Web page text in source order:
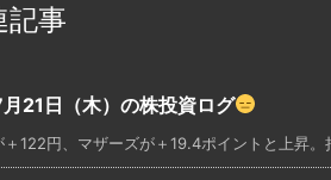
記事
21日（木）の株投資ログ
＋122円、マザーズが＋19.4ポイントと上昇